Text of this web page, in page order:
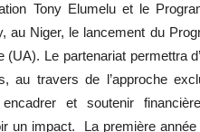
Tony Elumelu et le
au Niger, le lancement du
(UA). Le partenariat permettra
au travers de l’approche
encadrer et soutenir
un impact. La première